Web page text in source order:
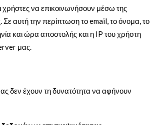
να επικοινωνήσουν μέσω της
Σε αυτή την περίπτωση το email, το όνομα, το
και ώρα αποστολής και η IP του χρήστη
μας.
δεν έχουν τη δυνατότητα να αφήνουν